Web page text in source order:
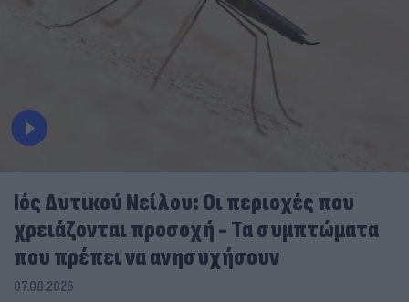
Ιός Δυτικού Νείλου: Οι περιοχές που
χρειάζονται προσοχή - Τα συμπτώματα
που πρέπει να ανησυχήσουν
07.08.2026